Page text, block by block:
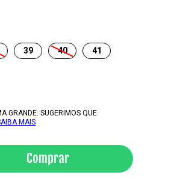
39 40
41
GRANDE. SUGERIMOS QUE
MAIS
Comprar